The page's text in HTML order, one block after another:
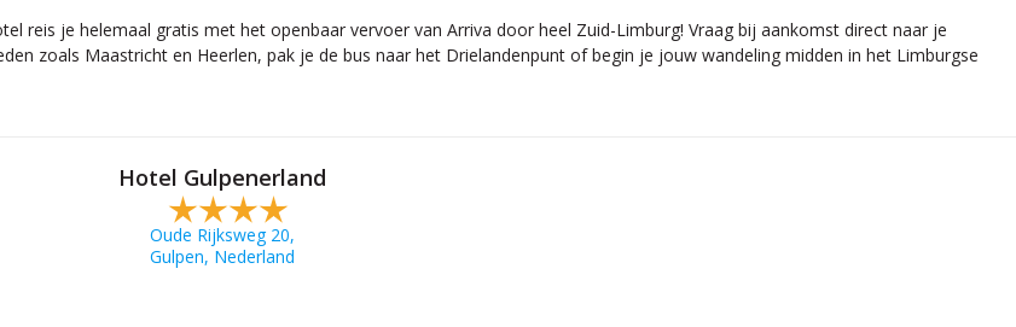
reis je helemaal gratis met het openbaar vervoer van Arriva door heel Zuid-Limburg! Vraag bij aankomst direct naar je
zoals Maastricht en Heerlen, pak je de bus naar het Drielandenpunt of begin je jouw wandeling midden in het Limburgse
Hotel Gulpenerland
Oude Rijksweg 20,
Gulpen, Nederland